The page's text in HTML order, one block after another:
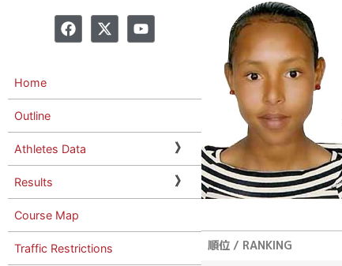
順位 / RANKING
Home
Outline
Athletes Data
Results
Course Map
Traffic Restrictions